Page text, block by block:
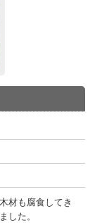
材も腐食してき
した。